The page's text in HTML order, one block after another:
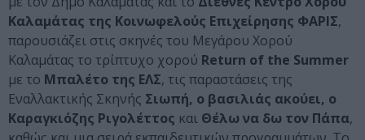
Καλαμάτας της Κοινωφελούς Επιχείρησης ΦΑΡΙΣ,
παρουσιάζει στις σκηνές του Μεγάρου Χορού
Καλαμάτας το τρίπτυχο χορού Return of the Summer
με το Μπαλέτο της ΕΛΣ, τις παραστάσεις της
Εναλλακτικής Σκηνής Σιωπή, ο βασιλιάς ακούει, ο
Καραγκιόζης Ριγολέττος και Θέλω να δω τον Πάπα,